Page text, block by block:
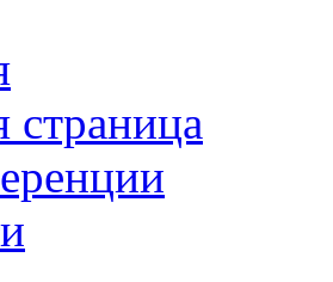
страница